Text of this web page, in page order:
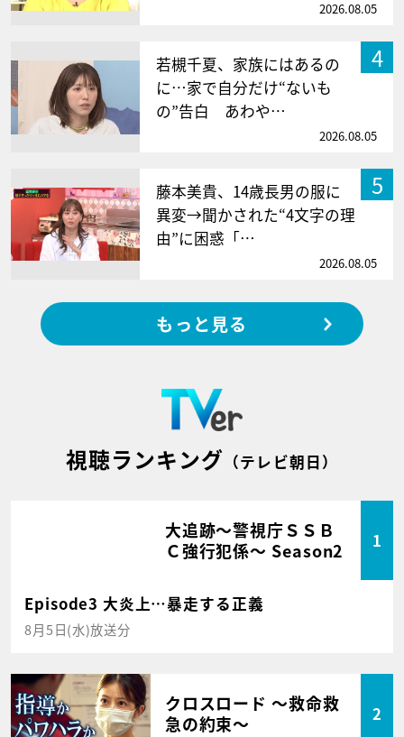
2026.08.05
4
若槻千夏、家族にはあるの
に…家で自分だけ“ないも
の”告白 あわや…
2026.08.05
5
藤本美貴、14歳長男の服に
異変→聞かされた“4文字の理
由”に困惑「…
2026.08.05
もっと見る
視聴ランキング （テレビ朝日）
大追跡～警視庁ＳＳＢ
Ｃ強行犯係～ Season2
1
Episode3 大炎上…暴走する正義
8月5日(水)放送分
クロスロード ～救命救
急の約束～
2